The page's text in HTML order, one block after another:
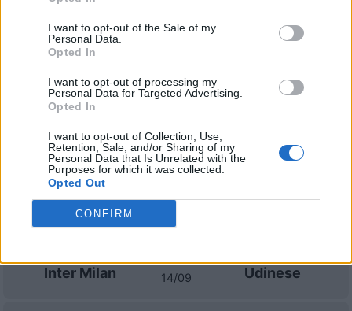
I want to opt-out of the Sale of my
Personal Data.
Opted In
I want to opt-out of processing my
Personal Data for Targeted Advertising.
Opted In
I want to opt-out of Collection, Use,
Retention, Sale, and/or Sharing of my
Personal Data that Is Unrelated with the
Purposes for which it was collected.
Opted Out
CONFIRM
2021 Udinese Cagliari
Prossime partite Udinese
Udinese 22/08
AC Monza
Udinese 07/09
Inter Milan 14/09 Udinese